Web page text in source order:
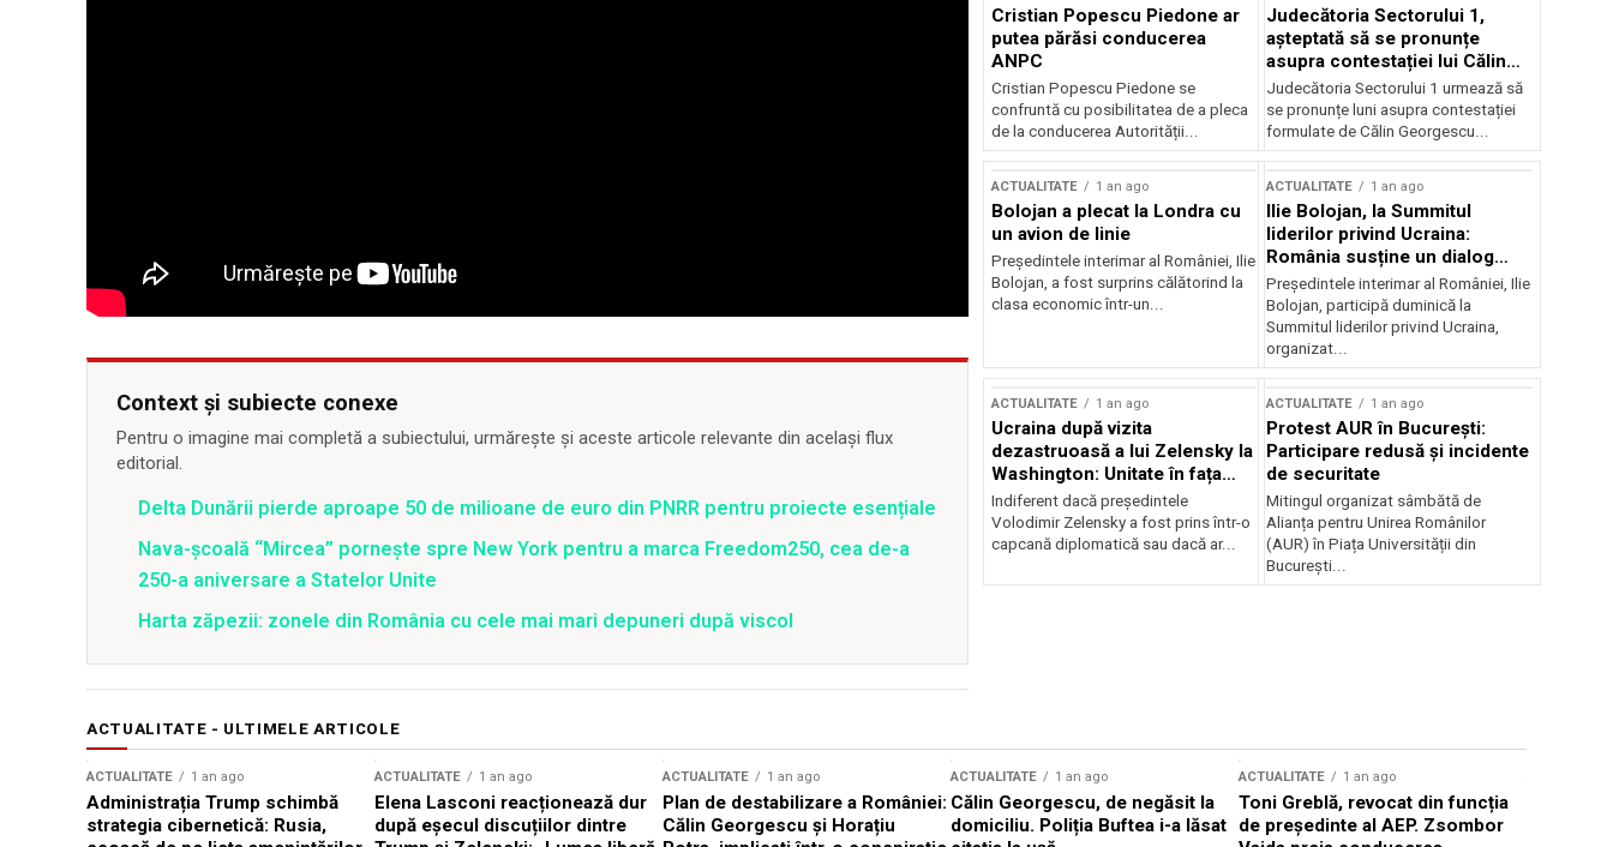
Context și subiecte conexe
Pentru o imagine mai completă a subiectului, urmărește și aceste articole relevante din același flux
editorial.
Delta Dunării pierde aproape 50 de milioane de euro din PNRR pentru proiecte esențiale
Nava-școală “Mircea” pornește spre New York pentru a marca Freedom250, cea de-a
250-a aniversare a Statelor Unite
Harta zăpezii: zonele din România cu cele mai mari depuneri după viscol
Cristian Popescu Piedone ar
putea părăsi conducerea
ANPC
Cristian Popescu Piedone se
confruntă cu posibilitatea de a pleca
de la conducerea Autorității...
Judecătoria Sectorului 1,
așteptată să se pronunțe
asupra contestației lui Călin
Georgescu privind controlul
judiciar
Judecătoria Sectorului 1 urmează să
se pronunțe luni asupra contestației
formulate de Călin Georgescu...
ACTUALITATE 1 an ago
Bolojan a plecat la Londra cu
un avion de linie
Președintele interimar al României, Ilie
Bolojan, a fost surprins călătorind la
clasa economic într-un...
ACTUALITATE 1 an ago
Ilie Bolojan, la Summitul
liderilor privind Ucraina:
România susține un dialog
transatlantic pentru securitate
și stabilitate
Președintele interimar al României, Ilie
Bolojan, participă duminică la
Summitul liderilor privind Ucraina,
organizat...
ACTUALITATE 1 an ago
Ucraina după vizita
dezastruoasă a lui Zelensky la
Washington: Unitate în fața
incertitudinii
Indiferent dacă președintele
Volodimir Zelensky a fost prins într-o
capcană diplomatică sau dacă ar...
ACTUALITATE 1 an ago
Protest AUR în București:
Participare redusă și incidente
de securitate
Mitingul organizat sâmbătă de
Alianța pentru Unirea Românilor
(AUR) în Piața Universității din
București...
ACTUALITATE - ULTIMELE ARTICOLE
ACTUALITATE 1 an ago
Administrația Trump schimbă
strategia cibernetică: Rusia,
ACTUALITATE 1 an ago
Elena Lasconi reacționează dur
după eșecul discuțiilor dintre
ACTUALITATE 1 an ago
Plan de destabilizare a României:
Călin Georgescu și Horațiu
ACTUALITATE 1 an ago
Călin Georgescu, de negăsit la
domiciliu. Poliția Buftea i-a lăsat
ACTUALITATE 1 an ago
Toni Greblă, revocat din funcția
de președinte al AEP. Zsombor